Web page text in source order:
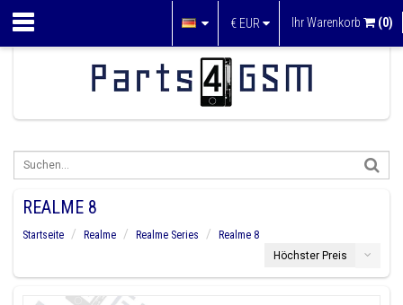
€ EUR Ihr Warenkorb (0)
REALME 8
Startseite Realme Realme Series
Realme 8
Höchster Preis